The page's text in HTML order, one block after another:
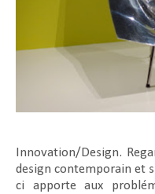
Innovation/Design.
design contemporain et
ci apporte aux